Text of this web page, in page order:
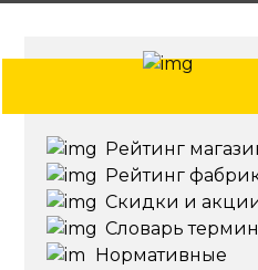
Рейтинг
Рейтинг
Скидки и
Словарь
Нормативные